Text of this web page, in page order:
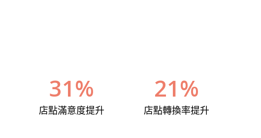
店點滿意度提升
31%
店點轉換率提升
21%